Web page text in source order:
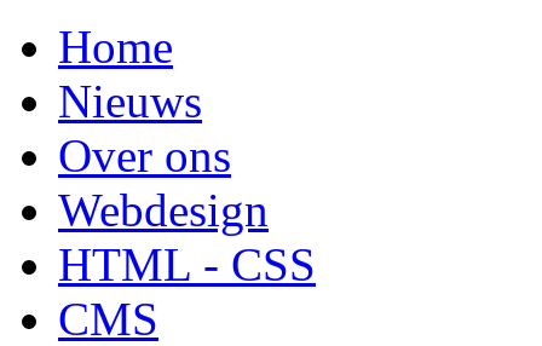
Home
Nieuws
Over ons
Webdesign
HTML - CSS
CMS